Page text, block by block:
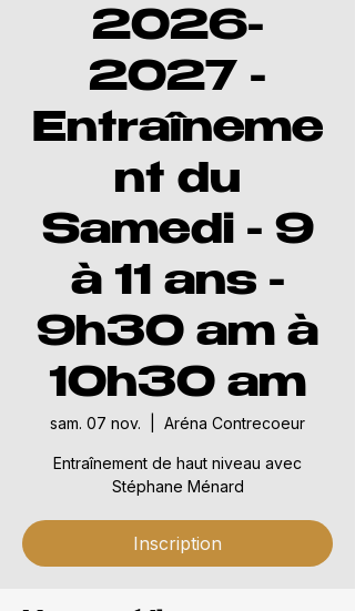
2026-
2027 -
Entraîneme
nt du
Samedi - 9
à 11 ans -
9h30 am à
10h30 am
sam. 07 nov. Aréna Contrecoeur
Entraînement de haut niveau avec
Stéphane Ménard
Inscription